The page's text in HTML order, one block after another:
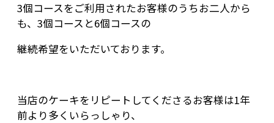
3個コースをご利用されたお客様のうちお二人から
も、3個コースと6個コースの
継続希望をいただいております。
当店のケーキをリピートしてくださるお客様は1年
前より多くいらっしゃり、